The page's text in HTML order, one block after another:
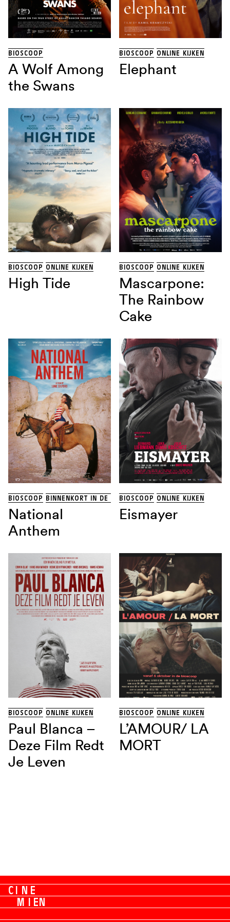
TRAGIKOMEDIE (1)
Regisseur
BIOSCOOP
A Wolf Among
the Swans
BIOSCOOP ONLINE KIJKEN
Elephant
BIOSCOOP ONLINE KIJKEN
High Tide
BIOSCOOP ONLINE KIJKEN
Mascarpone:
The Rainbow
Cake
BIOSCOOP BINNENKORT IN DE BIOSCOOP
National
Anthem
BIOSCOOP ONLINE KIJKEN
Eismayer
BIOSCOOP ONLINE KIJKEN
Paul Blanca –
Deze Film Redt
Je Leven
BIOSCOOP ONLINE KIJKEN
L’AMOUR/ LA
MORT
C I N E
M I EN